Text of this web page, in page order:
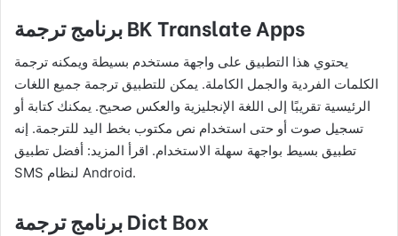
برنامج ترجمةBK Translate Apps
يحتوي هذا التطبيق على واجهة مستخدم بسيطة ويمكنه ترجمة
الكلمات الفردية والجمل الكاملة. يمكن للتطبيق ترجمة جميع اللغات
الرئيسية تقريبًا إلى اللغة الإنجليزية والعكس صحيح. يمكنك كتابة أو
تسجيل صوت أو حتى استخدام نص مكتوب بخط اليد للترجمة. إنه
تطبيق بسيط بواجهة سهلة الاستخدام. اقرأ المزيد: أفضل تطبيق
SMS لنظام Android.
برنامج ترجمةDict Box